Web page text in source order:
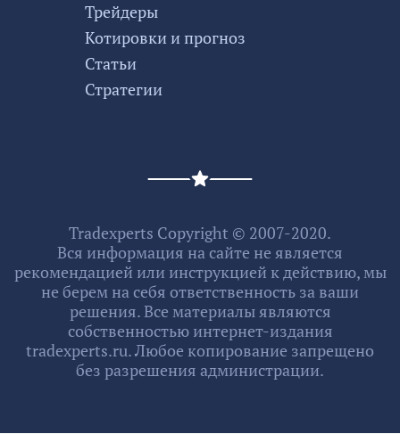
Трейдеры
Котировки и прогноз
Статьи
Стратегии
Tradexperts Copyright © 2007-2020.
Вся информация на сайте не является
рекомендацией или инструкцией к действию, мы
не берем на себя ответственность за ваши
решения. Все материалы являются
собственностью интернет-издания
tradexperts.ru. Любое копирование запрещено
без разрешения администрации.